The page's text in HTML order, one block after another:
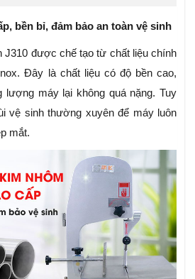
bền bỉ, đảm bảo an toàn vệ sinh
J310 được chế tạo từ chất liệu chính
Đây là chất liệu có độ bền cao,
lượng máy lại không quá nặng. Tuy
vệ sinh thường xuyên để máy luôn
mắt.